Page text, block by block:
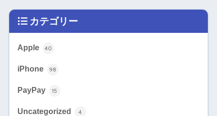
カテゴリー
Apple 40
iPhone 98
PayPay 15
Uncategorized 4